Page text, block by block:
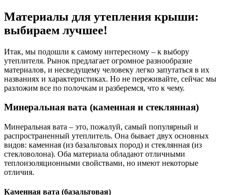
Материалы для утепления крыши:
выбираем лучшее!
Итак, мы подошли к самому интересному – к выбору
утеплителя. Рынок предлагает огромное разнообразие
материалов, и несведущему человеку легко запутаться в их
названиях и характеристиках. Но не переживайте, сейчас мы
разложим все по полочкам и разберемся, что к чему.
Минеральная вата (каменная и стеклянная)
Минеральная вата – это, пожалуй, самый популярный и
распространенный утеплитель. Она бывает двух основных
видов: каменная (из базальтовых пород) и стеклянная (из
стекловолона). Оба материала обладают отличными
теплоизоляционными свойствами, но имеют некоторые
отличия.
Каменная вата (базальтовая)